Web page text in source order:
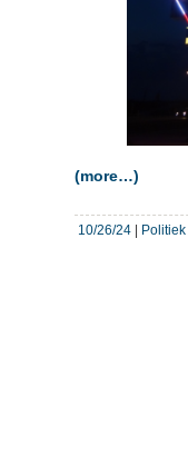
(more…)
10/26/24 |